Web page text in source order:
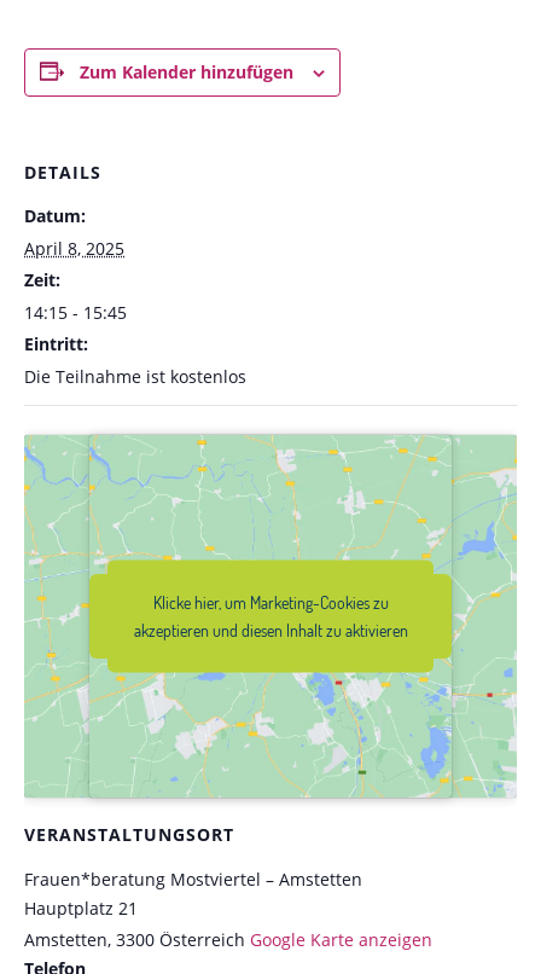
Zum Kalender hinzufügen
DETAILS
Datum:
April 8, 2025
Zeit:
14:15 - 15:45
Eintritt:
Die Teilnahme ist kostenlos
VERANSTALTUNGSORT
Frauen*beratung Mostviertel – Amstetten
Hauptplatz 21
Amstetten, 3300 Österreich Google Karte anzeigen
Telefon
akzeptieren und diesen Inhalt zu
aktivieren
Klicke hier, um Marketing-Cookies zu
akzeptieren und diesen Inhalt zu aktivieren